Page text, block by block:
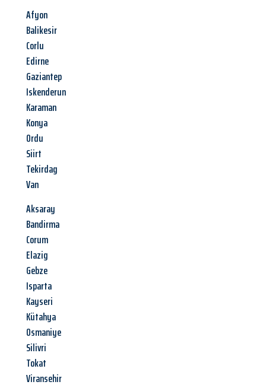
Afyon
Balikesir
Corlu
Edirne
Gaziantep
Iskenderun
Karaman
Konya
Ordu
Siirt
Tekirdag
Van
Aksaray
Bandirma
Corum
Elazig
Gebze
Isparta
Kayseri
Kütahya
Osmaniye
Silivri
Tokat
Viransehir